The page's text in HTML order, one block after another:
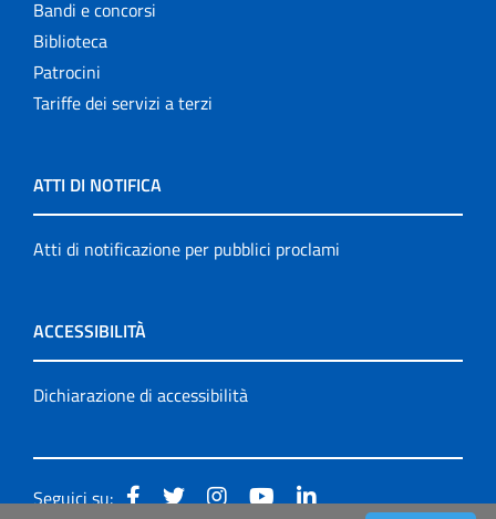
Bandi e concorsi
Biblioteca
Patrocini
Tariffe dei servizi a terzi
ATTI DI NOTIFICA
Atti di notificazione per pubblici proclami
ACCESSIBILITÀ
Dichiarazione di accessibilità
Seguici su: